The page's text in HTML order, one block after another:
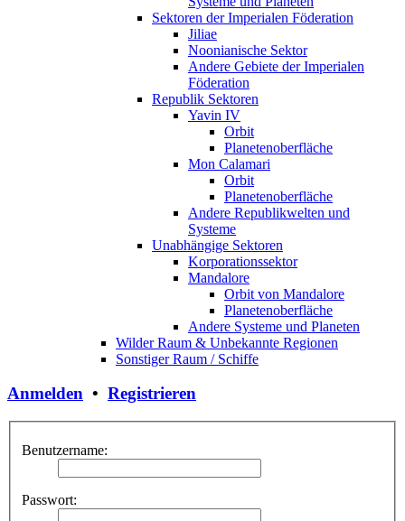
Sektoren der Imperialen Föderation
Jiliae
Noonianische Sektor
Andere Gebiete der Imperialen
Föderation
Republik Sektoren
Yavin IV
Orbit
Planetenoberfläche
Mon Calamari
Orbit
Planetenoberfläche
Andere Republikwelten und
Systeme
Unabhängige Sektoren
Korporationssektor
Mandalore
Orbit von Mandalore
Planetenoberfläche
Andere Systeme und Planeten
Wilder Raum & Unbekannte Regionen
Sonstiger Raum / Schiffe
Anmelden • Registrieren
Benutzername:
Passwort: